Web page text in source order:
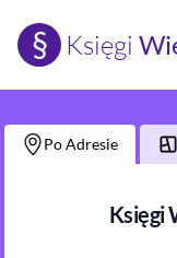
§ Księgi
Po Adresie
Księgi